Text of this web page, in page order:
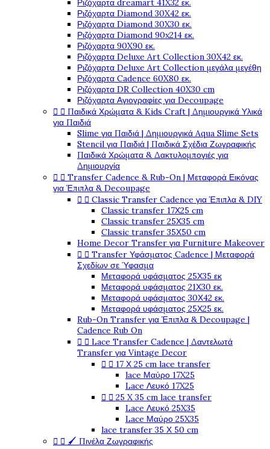
Ριζόχαρτα dreamart 41X32 εκ.
Ριζόχαρτα Diamond 30X42 εκ.
Ριζόχαρτα Diamond 30X30 εκ.
Ριζόχαρτα Diamond 90x214 εκ.
Ριζόχαρτα 90X90 εκ.
Ριζόχαρτα Deluxe Art Collection 30X42 εκ.
Ριζόχαρτα Deluxe Art Collection μεγάλα μεγέθη
Ριζόχαρτα Cadence 60X80 εκ.
Ριζόχαρτα DR Collection 40X30 cm
Ριζόχαρτα Αγιογραφίες για Decoupage
  Παιδικά Χρώματα & Kids Craft | Δημιουργικά Υλικά
για Παιδιά
Slime για Παιδιά | Δημιουργικά Aqua Slime Sets
Stencil για Παιδιά | Παιδικά Σχέδια Ζωγραφικής
Παιδικά Χρώματα & Δακτυλομπογιές για
Δημιουργία
  Transfer Cadence & Rub-On | Μεταφορά Εικόνας
για Έπιπλα & Decoupage
  Classic Transfer Cadence για Έπιπλα & DIY
Classic transfer 17Χ25 cm
Classic transfer 25Χ35 cm
Classic transfer 35Χ50 cm
Home Decor Transfer για Furniture Makeover
  Transfer Υφάσματος Cadence | Μεταφορά
Σχεδίων σε Ύφασμα
Μεταφορά υφάσματος 25Χ35 εκ
Μεταφορά υφάσματος 21Χ30 εκ.
Μεταφορά υφάσματος 30Χ42 εκ.
Μεταφορά υφάσματος 25Χ25 εκ.
Rub-On Transfer για Έπιπλα & Decoupage |
Cadence Rub On
  Lace Transfer Cadence | Δαντελωτά
Transfer για Vintage Decor
  17 Χ 25 cm lace transfer
lace Μαύρο 17X25
Lace Λευκό 17X25
  25 X 35 cm lace transfer
Lace Λευκό 25X35
Lace Μαύρο 25X35
lace transfer 35 Χ 50 cm
  🖌️ Πινέλα Ζωγραφικής